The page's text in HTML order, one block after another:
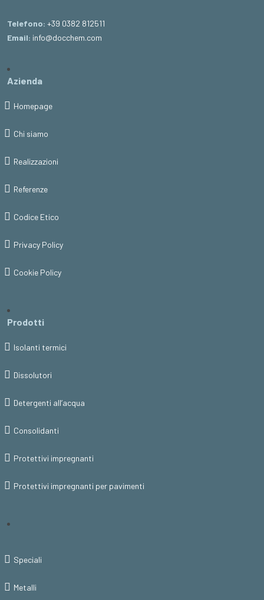
Telefono: +39 0382 812511
Email: info@docchem.com
Azienda
Homepage
Chi siamo
Realizzazioni
Referenze
Codice Etico
Privacy Policy
Cookie Policy
Prodotti
Isolanti termici
Dissolutori
Detergenti all’acqua
Consolidanti
Protettivi impregnanti
Protettivi impregnanti per pavimenti
Speciali
Metalli